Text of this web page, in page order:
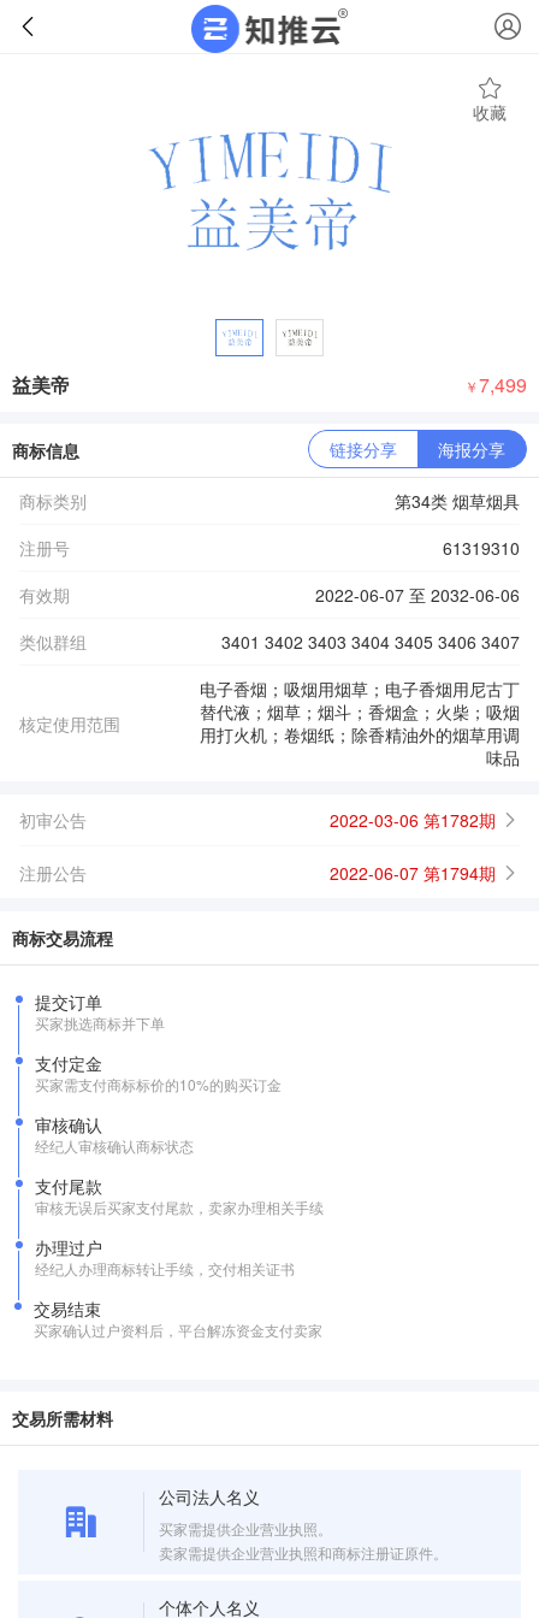
收藏
益美帝 ￥7,499
商标信息 链接分享 海报分享
商标类别
第34类 烟草烟具
注册号
61319310
有效期
2022-06-07 至 2032-06-06
类似群组
3401 3402 3403 3404 3405 3406 3407
核定使用范围
电子香烟；吸烟用烟草；电子香烟用尼古丁
替代液；烟草；烟斗；香烟盒；火柴；吸烟
用打火机；卷烟纸；除香精油外的烟草用调
味品
初审公告 2022-03-06 第1782期
注册公告 2022-06-07 第1794期
商标交易流程
提交订单
买家挑选商标并下单
支付定金
买家需支付商标标价的10%的购买订金
审核确认
经纪人审核确认商标状态
支付尾款
审核无误后买家支付尾款，卖家办理相关手续
办理过户
经纪人办理商标转让手续，交付相关证书
交易结束
买家确认过户资料后，平台解冻资金支付卖家
交易所需材料
公司法人名义
买家需提供企业营业执照。
卖家需提供企业营业执照和商标注册证原件。
个体个人名义